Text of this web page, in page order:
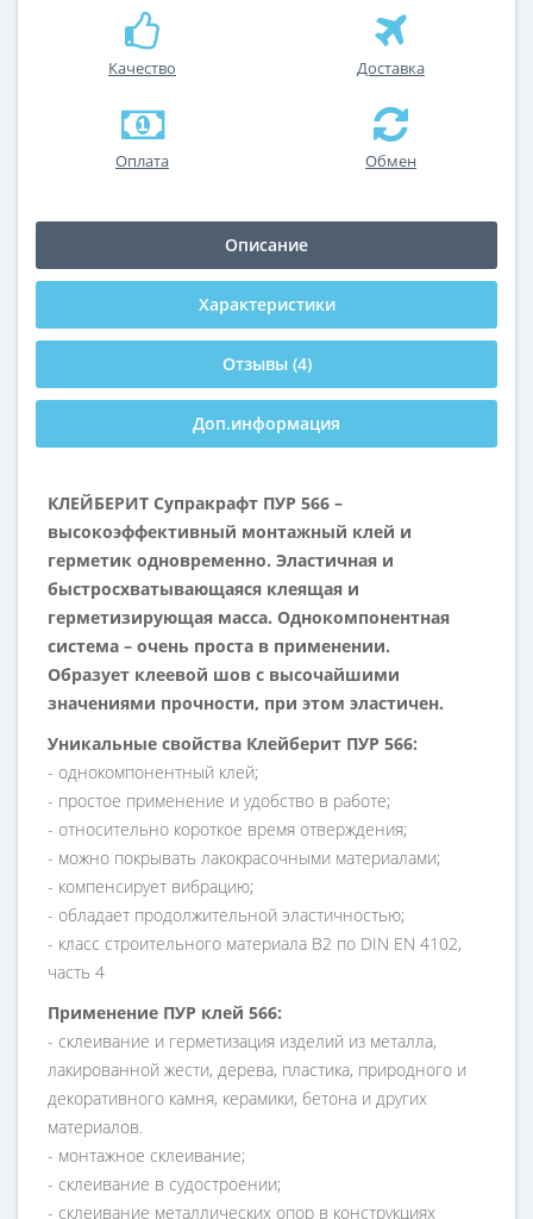
Качество Доставка
Оплата Обмен
Описание
Характеристики
Отзывы (4)
Доп.информация
КЛЕЙБЕРИТ Супракрафт ПУР 566 –
высокоэффективный монтажный клей и
герметик одновременно. Эластичная и
быстросхватывающаяся клеящая и
герметизирующая масса. Однокомпонентная
система – очень проста в применении.
Образует клеевой шов с высочайшими
значениями прочности, при этом эластичен.
Уникальные свойства Клейберит ПУР 566:
- однокомпонентный клей;
- простое применение и удобство в работе;
- относительно короткое время отверждения;
- можно покрывать лакокрасочными материалами;
- компенсирует вибрацию;
- обладает продолжительной эластичностью;
- класс строительного материала B2 по DIN EN 4102,
часть 4
Применение ПУР клей 566:
- склеивание и герметизация изделий из металла,
лакированной жести, дерева, пластика, природного и
декоративного камня, керамики, бетона и других
материалов.
- монтажное склеивание;
- склеивание в судостроении;
- склеивание металлических опор в конструкциях